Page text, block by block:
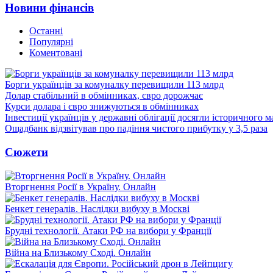
Новини фінансів
Останні
Популярні
Коментовані
Борги українців за комуналку перевищили 113 млрд
Долар стабільний в обмінниках, євро дорожчає
Курси долара і євро знижуються в обмінниках
Інвестиції українців у державні облігації досягли історичного
Ощадбанк відзвітував про падіння чистого прибутку у 3,5 раза
Сюжети
Вторгнення Росії в Україну. Онлайн
Бенкет генералів. Наслідки вибуху в Москві
Брудні технології. Атаки РФ на вибори у Франції
Війна на Близькому Сході. Онлайн